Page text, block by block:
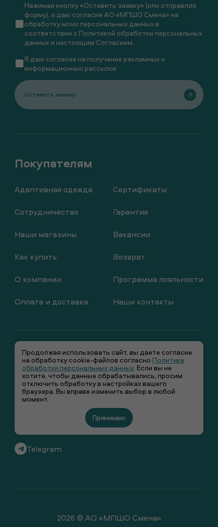
Адаптивная одежда
Сотрудничество
Наши магазины
Как купить
О компании
Оплата и доставка
Сертификаты
Гарантия
Вакансии
Возврат
Программа лояльности
Наши контакты
+7 (495) 66-00-106
info@smenawear.ru
Telegram
Нажимая кнопку «Оставить заявку» (или отправляя
форму), я даю согласие АО «МПШО Смена» на
обработку моих персональных данных в
соответствии с Политикой обработки персональных
данных и настоящим Согласием.
Я даю согласие на получение рекламных и
информационных рассылок
Оставить заявку
2026 © АО «МПШО Смена»
Продолжая использовать сайт, вы даете согласие
на обработку cookie-файлов согласно Политике
обработки персональных данных . Если вы не
хотите, чтобы данные обрабатывались, просим
отключить обработку в настройках вашего
браузера. Вы вправе изменить выбор в любой
момент.
Принимаю